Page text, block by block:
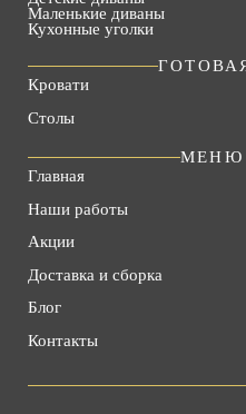
Маленькие диваны
Кухонные уголки
Кровати
Столы
МЕНЮ
Главная
Наши работы
Акции
Доставка и сборка
Блог
Контакты